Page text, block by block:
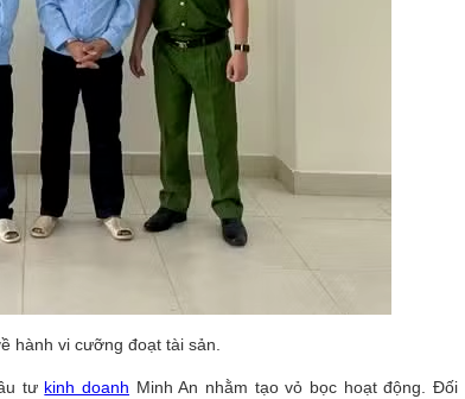
hành vi cưỡng đoạt tài sản.
tư kinh doanh Minh An nhằm tạo vỏ bọc hoạt động. Đối